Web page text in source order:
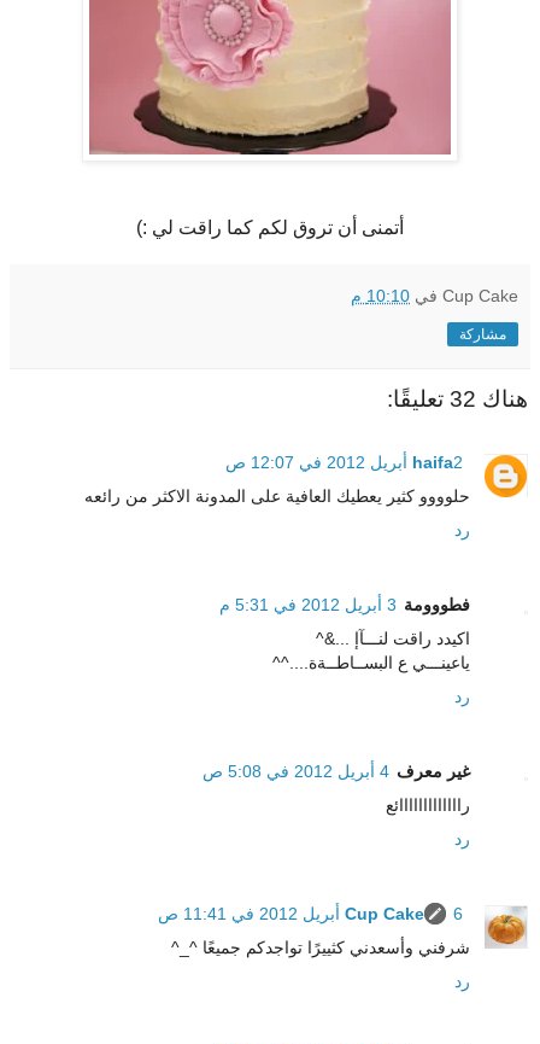
أتمنى أن تروق لكم كما راقت لي :)
Cup Cake في 10:10 م
مشاركة
هناك 32 تعليقًا:
haifa2 أبريل 2012 في 12:07 ص
حلوووو كثير يعطيك العافية على المدونة الاكثر من رائعه
رد
فطووومة 3 أبريل 2012 في 5:31 م
اكيدد راقت لنـــآإ ...&^
ياعينـــي ع البســاطــةة....^^
رد
غير معرف 4 أبريل 2012 في 5:08 ص
رااااااااااااائع
رد
Cup Cake
6 أبريل 2012 في 11:41 ص
شرفني وأسعدني كثييرًا تواجدكم جميعًا ^_^
رد